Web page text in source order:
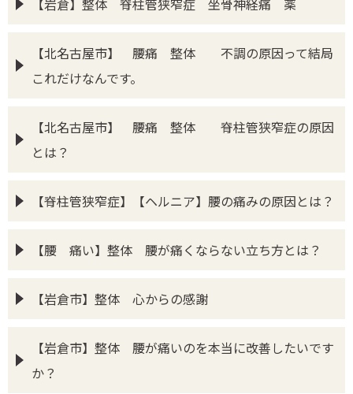
【岩倉】整体 脊柱管狭窄症 坐骨神経痛 薬
【北名古屋市】 腰痛 整体 不調の原因って結局
これだけなんです。
【北名古屋市】 腰痛 整体 脊柱管狭窄症の原因
とは？
【脊柱管狭窄症】【ヘルニア】腰の痛みの原因とは？
【腰 痛い】整体 腰が痛くならない立ち方とは？
【岩倉市】整体 心からの感謝
【岩倉市】整体 腰が痛いのを本当に改善したいです
か？